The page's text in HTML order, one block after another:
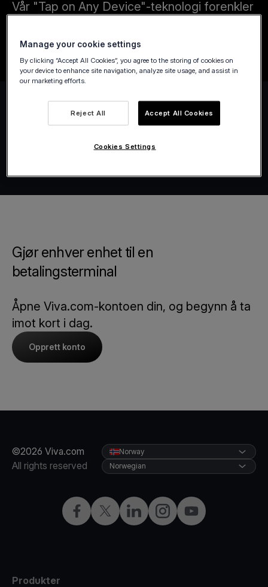
Vår "Tap on Any Device"-teknologi forenkler
limousiner og bysykkeltjenester.
Gjør enhver enhet til en
betalingsterminal
Åpne Viva.com-kontoen din, og begynn å ta
imot kort i dag.
Opprett konto
©2026 Viva.com
All rights reserved
Facebook
X LinkedInInstagramYouTube
Norway
Norwegian
Produkter
Manage your cookie settings
By clicking “Accept All Cookies”, you agree to the storing of cookies on
your device to enhance site navigation, analyze site usage, and assist in
our marketing efforts.
Reject All Accept All Cookies
Cookies Settings